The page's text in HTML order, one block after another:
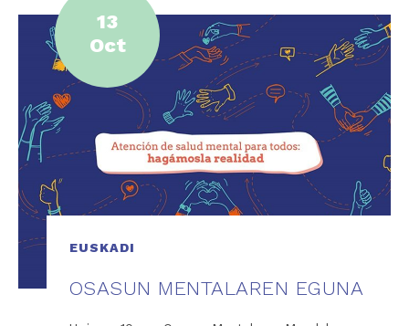
13
Oct
EUSKADI
OSASUN MENTALAREN EGUNA